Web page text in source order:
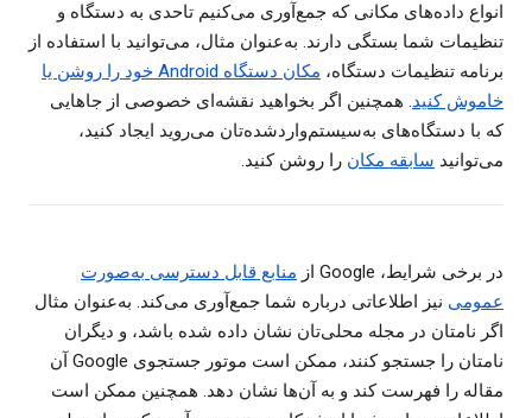
انواع داده‌های مکانی که جمع‌آوری می‌کنیم تاحدی به دستگاه و
تنظیمات شما بستگی دارند. به‌عنوان مثال، می‌توانید با استفاده از
برنامه تنظیمات دستگاه،
مکان دستگاه Android خود را روشن یا
خاموش کنید. همچنین اگر بخواهید نقشه‌ای خصوصی از جاهایی
که با دستگاه‌های به‌سیستم‌واردشده‌تان می‌روید ایجاد کنید،
می‌توانید سابقه مکان را روشن کنید.
در برخی شرایط، Google از
منابع قابل دسترسی به‌صورت
عمومی نیز اطلاعاتی درباره شما جمع‌آوری می‌کند. به‌عنوان مثال
اگر نامتان در مجله محلی‌تان نشان داده شده باشد، و دیگران
نامتان را جستجو کنند، ممکن است موتور جستجوی Google آن
مقاله را فهرست کند و به آن‌ها نشان دهد. همچنین ممکن است